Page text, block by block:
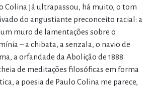
Colina já ultrapassou, há muito, o tom
do angustiante preconceito racial: a
muro de lamentações sobre o
– a chibata, a senzala, o navio de
a orfandade da Abolição de 1888.
de meditações filosóficas em forma
a poesia de Paulo Colina me parece,